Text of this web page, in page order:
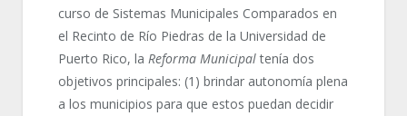
curso de Sistemas Municipales Comparados en
el Recinto de Río Piedras de la Universidad de
Puerto Rico, la Reforma Municipaltenía dos
objetivos principales: (1) brindar autonomía plena
a los municipios para que estos puedan decidir